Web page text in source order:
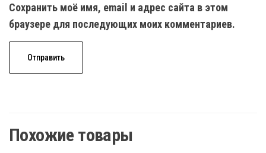
Сохранить моё имя, email и адрес сайта в этом
браузере для последующих моих комментариев.
Похожие товары